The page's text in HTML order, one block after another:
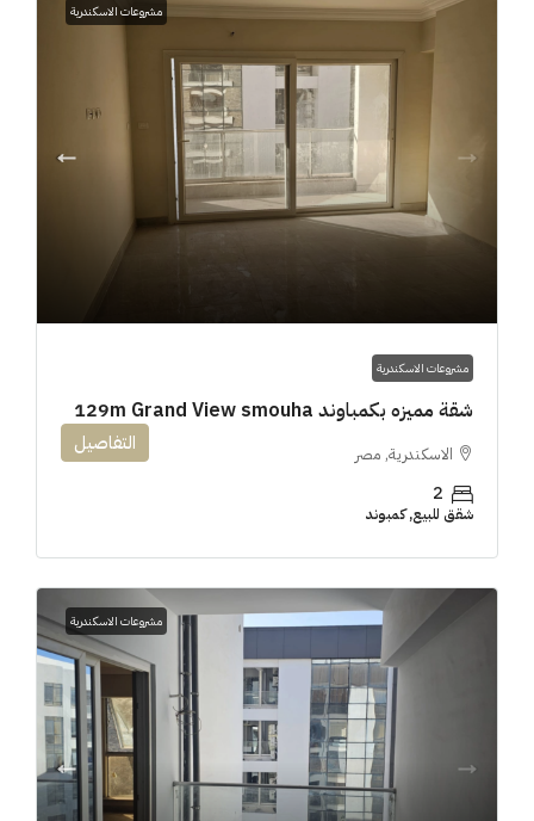
مشروعات الاسكندرية
مشروعات الاسكندرية
شقة مميزه بكمباوند 129m Grand View smouha
الاسكندرية, مصر
2
شقق للبيع, كمبوند
التفاصيل
مشروعات الاسكندرية